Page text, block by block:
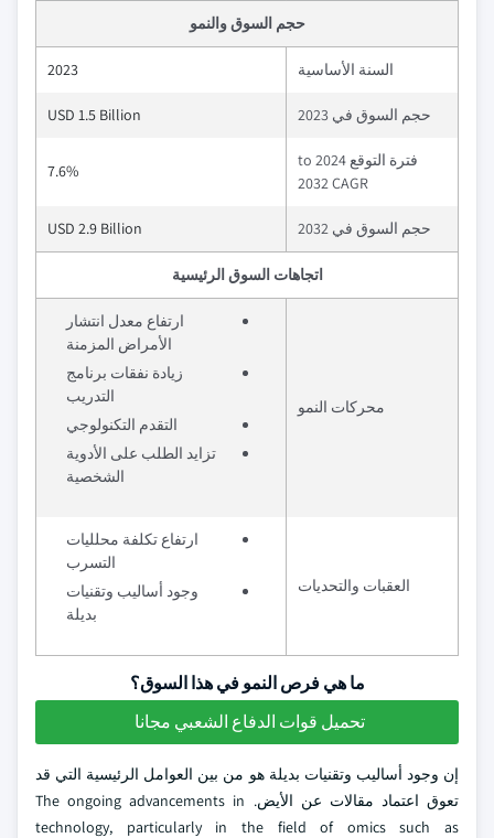
حجم السوق والنمو
السنة الأساسية 2023
حجم السوق في 2023 USD 1.5 Billion
فترة التوقع 2024 to
2032 CAGR
7.6%
حجم السوق في 2032 USD 2.9 Billion
اتجاهات السوق الرئيسية
محركات النمو
ارتفاع معدل انتشار
الأمراض المزمنة
زيادة نفقات برنامج
التدريب
التقدم التكنولوجي
تزايد الطلب على الأدوية
الشخصية
العقبات والتحديات
ارتفاع تكلفة محلليات
التسرب
وجود أساليب وتقنيات
بديلة
ما هي فرص النمو في هذا السوق؟
تحميل قوات الدفاع الشعبي مجانا
إن وجود أساليب وتقنيات بديلة هو من بين العوامل الرئيسية التي قد
تعوق اعتماد مقالات عن الأيض. The ongoing advancements in
technology, particularly in the field of omics such as